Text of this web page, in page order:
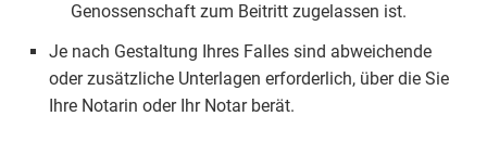
Genossenschaft zum Beitritt zugelassen ist.
Je nach Gestaltung Ihres Falles sind abweichende
oder zusätzliche Unterlagen erforderlich, über die Sie
Ihre Notarin oder Ihr Notar berät.